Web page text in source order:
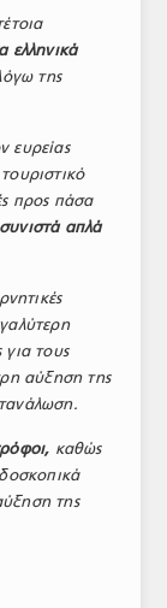
ελληνικά
της
ευρείας
προς πάσα
απλά
τους
αύξηση της
καθώς
της